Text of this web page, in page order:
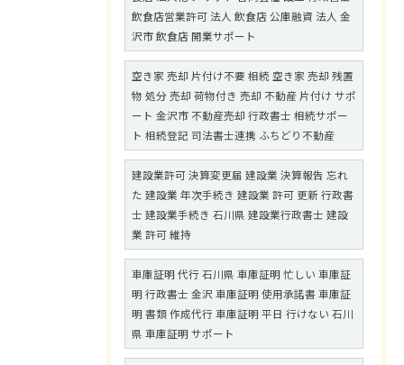
飲食店営業許可 法人 飲食店 公庫融資 法人 金
沢市 飲食店 開業サポート
空き家 売却 片付け不要 相続 空き家 売却 残置
物 処分 売却 荷物付き 売却 不動産 片付け サポ
ート 金沢市 不動産売却 行政書士 相続サポー
ト 相続登記 司法書士連携 ふちどり不動産
建設業許可 決算変更届 建設業 決算報告 忘れ
た 建設業 年次手続き 建設業 許可 更新 行政書
士 建設業手続き 石川県 建設業行政書士 建設
業 許可 維持
車庫証明 代行 石川県 車庫証明 忙しい 車庫証
明 行政書士 金沢 車庫証明 使用承諾書 車庫証
明 書類 作成代行 車庫証明 平日 行けない 石川
県 車庫証明 サポート